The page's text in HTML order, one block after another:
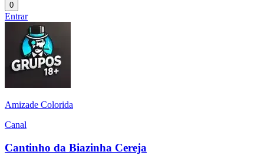
0
Entrar
Amizade Colorida
Canal
Cantinho da Biazinha Cereja